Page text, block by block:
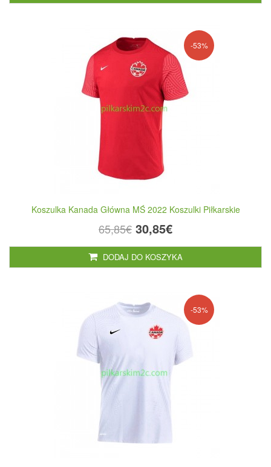
-53%
Koszulka Kanada Główna MŚ 2022 Koszulki Piłkarskie
65,85€ 30,85€
DODAJ DO KOSZYKA
-53%